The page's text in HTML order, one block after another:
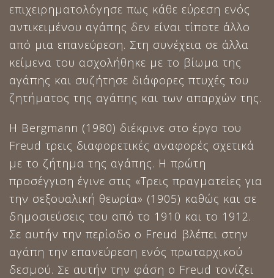
επιχειρηματολόγησε πως κάθε εύρεση ενός
αντικειμένου αγάπης δεν είναι τίποτε άλλο
από μια επανεύρεση. Στη συνέχεια σε άλλα
κείμενα του ασχολήθηκε με το βίωμα της
αγάπης και συζήτησε διάφορες πτυχές του
ζητήματος της αγάπης και των απαρχών της.
Η Bergmann (1980) διέκρινε στο έργο του
Freud τρεις διαφορετικές αναφορές σχετικά
με το ζήτημα της αγάπης. Η πρώτη
προσέγγιση έγινε στις «Τρεις πραγματείες για
την σεξουαλική θεωρία» (1905) καθώς και σε
δημοσιεύσεις του από το 1910 και το 1912.
Σε αυτήν την περίοδο ο Freud βλέπει στην
αγάπη την επανεύρεση ενός πρωταρχικού
δεσμού. Σε αυτήν την φάση ο Freud τονίζει